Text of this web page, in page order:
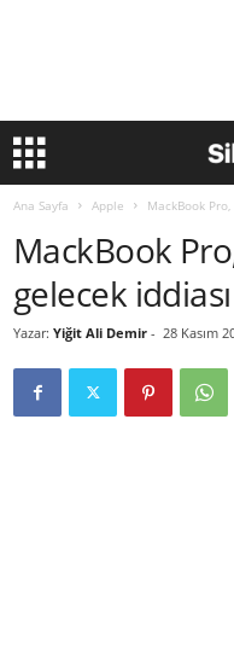
Ana Sayfa Apple MackBook
MackBook
gelecek iddiası
Yazar: Yiğit Ali Demir - 28 Kasım